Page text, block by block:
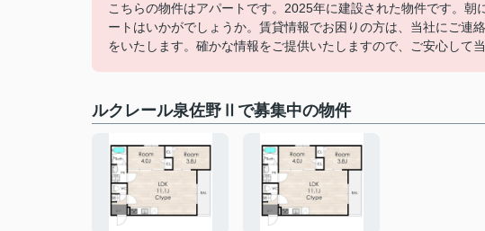
こちらの物件はアパートです。2025年に建設された物件です。
ートはいかがでしょうか。賃貸情報でお困りの方は、当社にご連
をいたします。確かな情報をご提供いたしますので、ご安心して
ルクレール泉佐野Ⅱで募集中の物件